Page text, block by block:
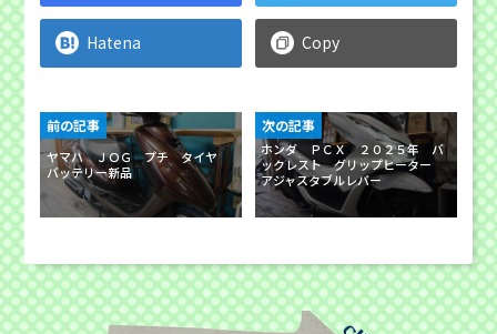
Hatena Copy
ヤマハ ＪＯＧ プチ タイヤ
バッテリー新品
前の記事
ホンダ ＰＣＸ ２０２５年 バ
ックレスト グリップヒーター
アジャスタブルレバー
次の記事